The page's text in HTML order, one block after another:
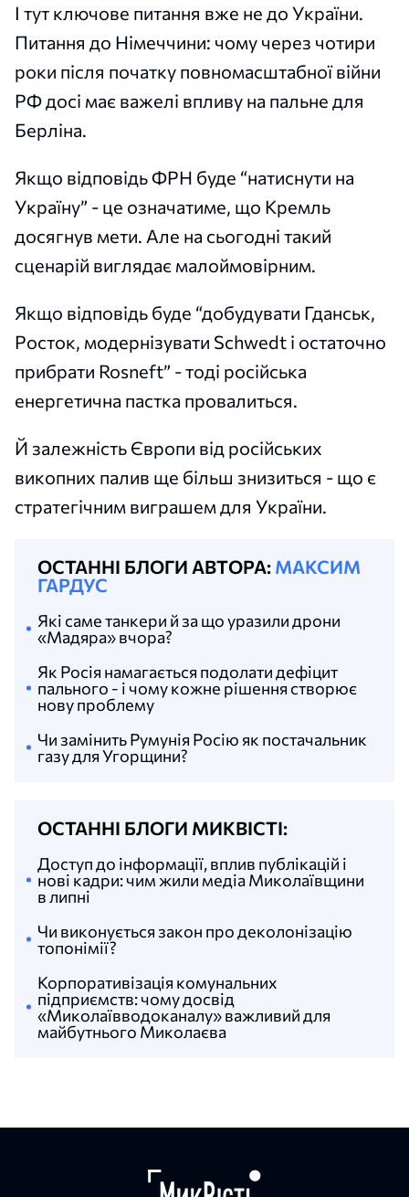
І тут ключове питання вже не до України.
Питання до Німеччини: чому через чотири
роки після початку повномасштабної війни
РФ досі має важелі впливу на пальне для
Берліна.
Якщо відповідь ФРН буде “натиснути на
Україну” - це означатиме, що Кремль
досягнув мети. Але на сьогодні такий
сценарій виглядає малоймовірним.
Якщо відповідь буде “добудувати Гданськ,
Росток, модернізувати Schwedt і остаточно
прибрати Rosneft” - тоді російська
енергетична пастка провалиться.
Й залежність Європи від російських
викопних палив ще більш знизиться - що є
стратегічним виграшем для України.
ОСТАННІ БЛОГИ АВТОРА: МАКСИМ
ГАРДУС
Які саме танкери й за що уразили дрони
«Мадяра» вчора?
Як Росія намагається подолати дефіцит
пального - і чому кожне рішення створює
нову проблему
Чи замінить Румунія Росію як постачальник
газу для Угорщини?
ОСТАННІ БЛОГИ МИКВІСТІ:
Доступ до інформації, вплив публікацій і
нові кадри: чим жили медіа Миколаївщини
в липні
Чи виконується закон про деколонізацію
топонімії?
Корпоративізація комунальних
підприємств: чому досвід
«Миколаївводоканалу» важливий для
майбутнього Миколаєва